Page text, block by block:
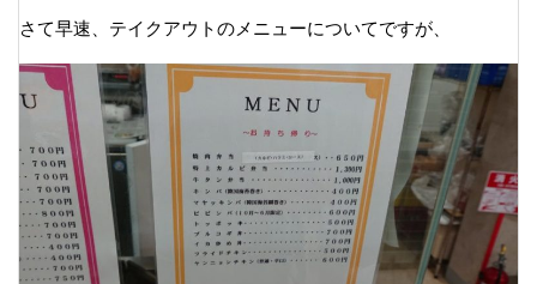
さて早速、テイクアウトのメニューについてですが、